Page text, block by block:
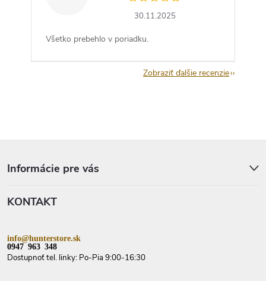
30.11.2025
Všetko prebehlo v poriadku.
Zobraziť ďalšie recenzie
Informácie pre vás
KONTAKT
info@hunterstore.sk
0947 963 348
Dostupnoť tel. linky: Po-Pia 9:00-16:30